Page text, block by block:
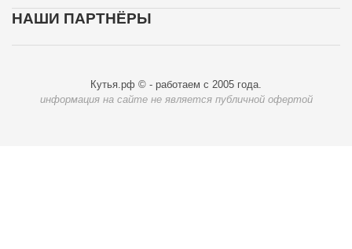
НАШИ ПАРТНЁРЫ
Кутья.рф © - работаем с 2005 года.
информация на сайте не является публичной офертой